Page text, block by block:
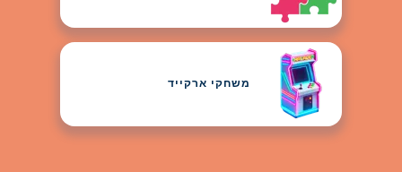
משחקי ארקייד